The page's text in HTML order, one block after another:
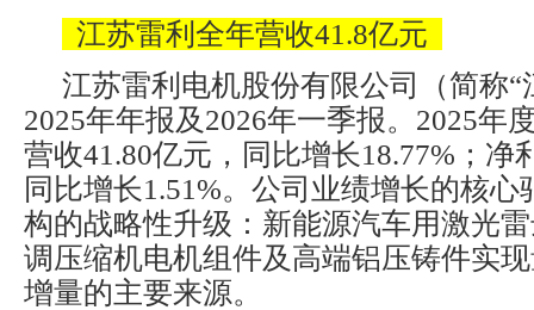
江苏雷利全年营收41.8亿元
江苏雷利电机股份有限公司（简称“
2025年年报及2026年一季报。2025年
营收41.80亿元，同比增长18.77%；净
同比增长1.51%。公司业绩增长的核
构的战略性升级：新能源汽车用激光
调压缩机电机组件及高端铝压铸件实
增量的主要来源。